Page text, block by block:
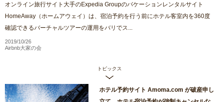
オンライン旅行サイト大手のExpedia Groupのバケーションレンタルサイト
HomeAway（ホームアウェイ）は、宿泊予約を行う前にホテル客室内を360度
確認できるバーチャルツアーの運用をバリでス...
2019/10/26
Airbnb大家の会
トピックス
ホテル予約サイト Amoma.com が破産申し